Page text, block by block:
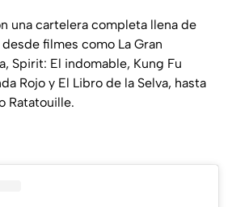
una cartelera completa llena de
filmes como La Gran
Spirit: El indomable, Kung Fu
Rojo y El Libro de la Selva, hasta
Ratatouille.